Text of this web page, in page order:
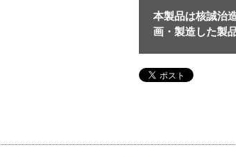
本製品は核誠治
画・製造した製